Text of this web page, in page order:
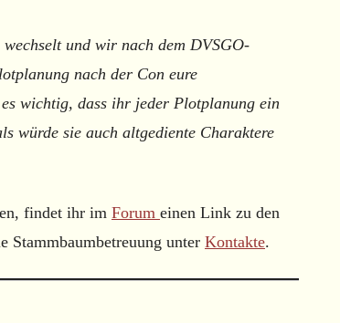
und wir nach dem DVSGO-
nach der Con eure
wichtig, dass ihr jeder Plotplanung ein
würde sie auch altgediente Charaktere
findet ihr im Forum einen Link zu den
Stammbaumbetreuung unter Kontakte.